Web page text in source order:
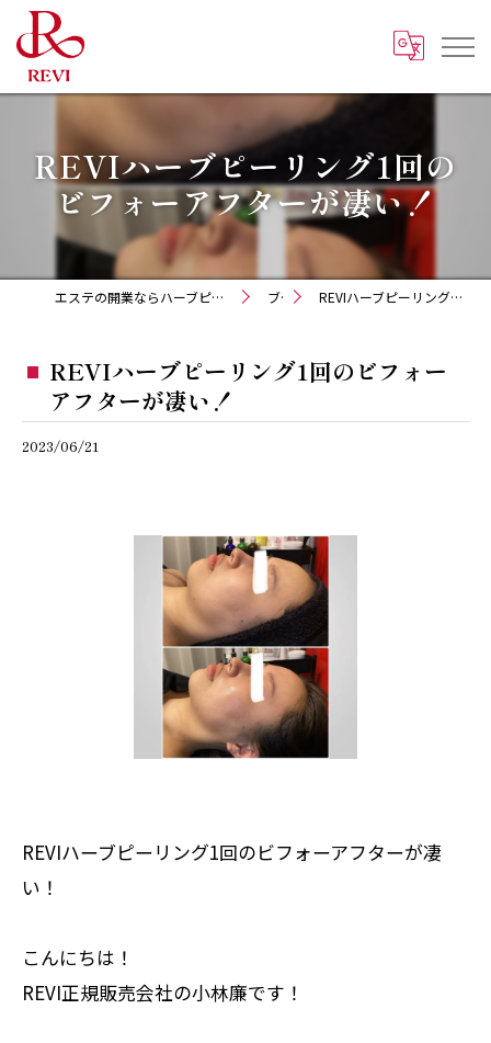
REVIハーブピーリング1回の
ビフォーアフターが凄い！
エステの開業ならハーブピーリング REVI化粧品 正規取扱販売会社 ブログ REVIハーブピーリング1回のビフォーアフターが凄い！
REVIハーブピーリング1回のビフォー
アフターが凄い！
2023/06/21
REVIハーブピーリング1回のビフォーアフターが凄
い！
こんにちは！
REVI正規販売会社の小林廉です！